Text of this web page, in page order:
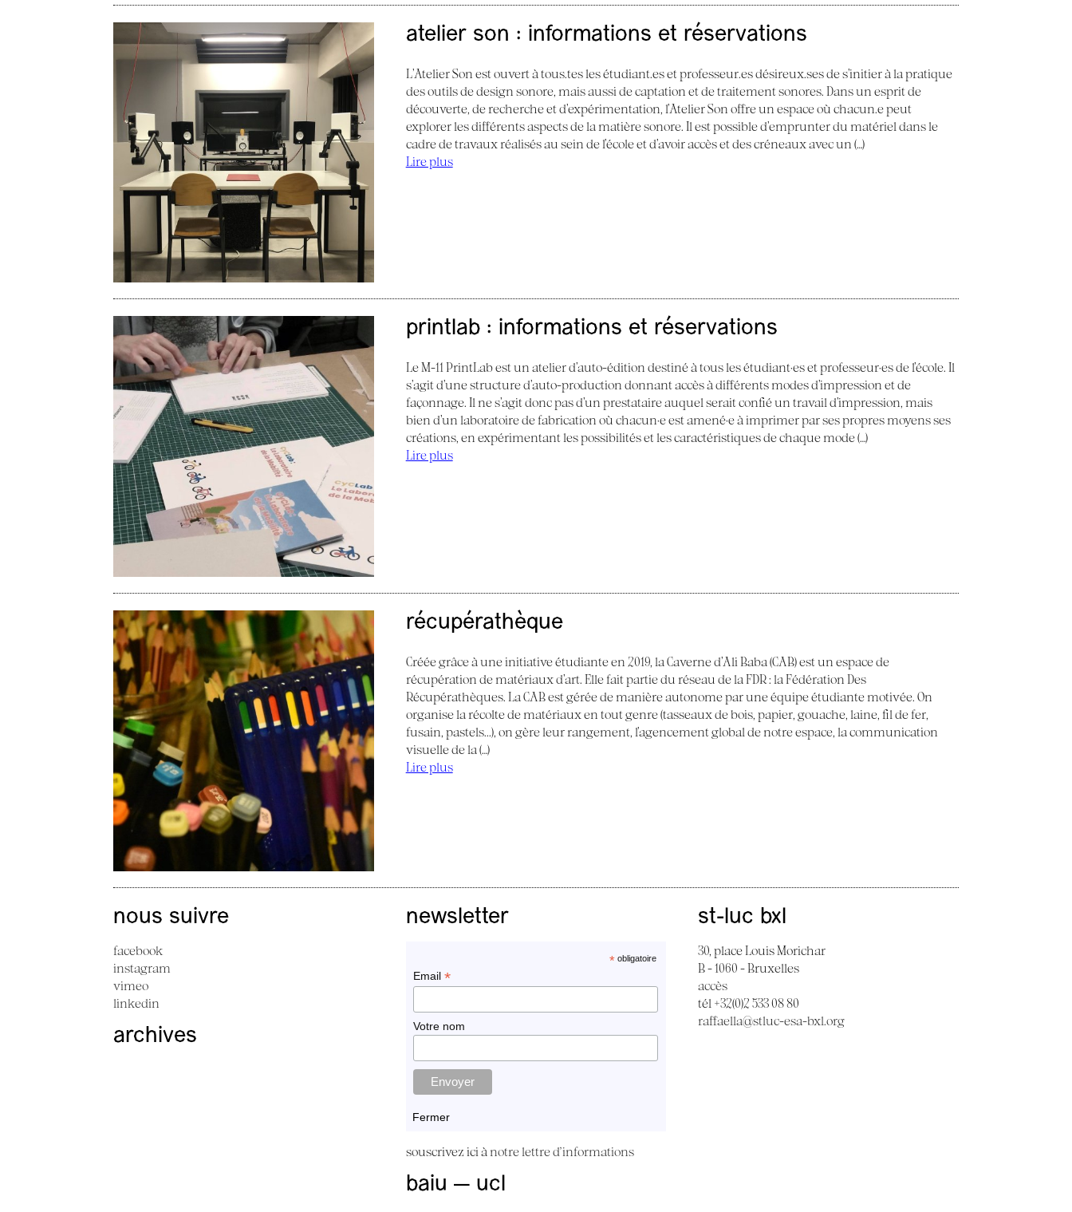
atelier son : informations et réservations
L’Atelier Son est ouvert à tous.tes les étudiant.es et professeur.es désireux.ses de s’initier à la pratique
des outils de design sonore, mais aussi de captation et de traitement sonores. Dans un esprit de
découverte, de recherche et d’expérimentation, l’Atelier Son offre un espace où chacun.e peut
explorer les différents aspects de la matière sonore. Il est possible d’emprunter du matériel dans le
cadre de travaux réalisés au sein de l’école et d’avoir accès et des créneaux avec un (…)
Lire plus
printlab : informations et réservations
Le M-11 PrintLab est un atelier d’auto-édition destiné à tous les étudiant·es et professeur·es de l’école. Il
s’agit d’une structure d’auto-production donnant accès à différents modes d’impression et de
façonnage. Il ne s’agit donc pas d’un prestataire auquel serait confié un travail d’impression, mais
bien d’un laboratoire de fabrication où chacun·e est amené·e à imprimer par ses propres moyens ses
créations, en expérimentant les possibilités et les caractéristiques de chaque mode (…)
Lire plus
récupérathèque
Créée grâce à une initiative étudiante en 2019, la Caverne d’Ali Baba (CAB) est un espace de
récupération de matériaux d’art. Elle fait partie du réseau de la FDR : la Fédération Des
Récupérathèques. La CAB est gérée de manière autonome par une équipe étudiante motivée. On
organise la récolte de matériaux en tout genre (tasseaux de bois, papier, gouache, laine, fil de fer,
fusain, pastels...), on gère leur rangement, l’agencement global de notre espace, la communication
visuelle de la (…)
Lire plus
nous suivre
facebook
instagram
vimeo
linkedin
archives
newsletter
*obligatoire
Email*
Votre nom
Fermer
souscrivez ici à notre lettre d'informations
baiu — ucl
st-luc bxl
30, place Louis Morichar
B - 1060 - Bruxelles
accès
tél +32(0)2 533 08 80
raffaella@stluc-esa-bxl.org